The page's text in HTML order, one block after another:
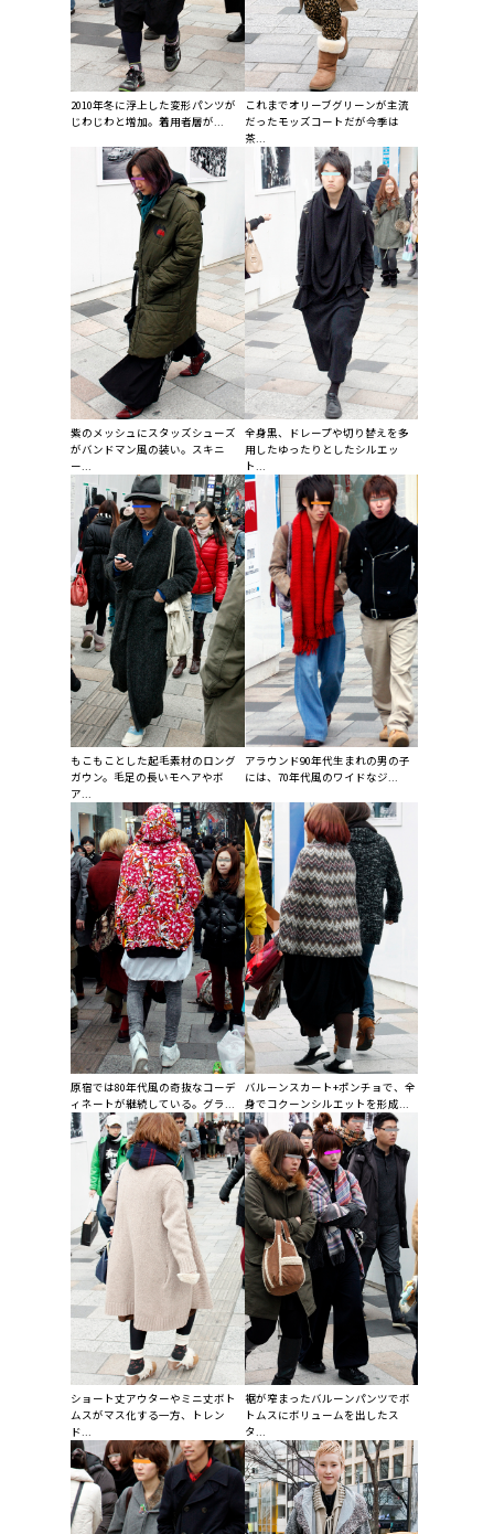
2010年冬に浮上した変形パンツが
じわじわと増加。着用者層が...
これまでオリーブグリーンが主流
だったモッズコートだが今季は
茶...
紫のメッシュにスタッズシューズ
がバンドマン風の装い。スキニ
ー...
全身黒、ドレープや切り替えを多
用したゆったりとしたシルエッ
ト...
もこもことした起毛素材のロング
ガウン。毛足の長いモヘアやボ
ア...
アラウンド90年代生まれの男の子
には、70年代風のワイドなジ...
原宿では80年代風の奇抜なコーデ
ィネートが継続している。グラ...
バルーンスカート+ポンチョで、全
身でコクーンシルエットを形成...
ショート丈アウターやミニ丈ボト
ムスがマス化する一方、トレン
ド...
裾が窄まったバルーンパンツでボ
トムスにボリュームを出したス
タ...